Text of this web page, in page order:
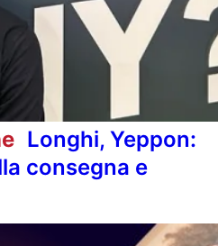
Longhi, Yeppon:
consegna e